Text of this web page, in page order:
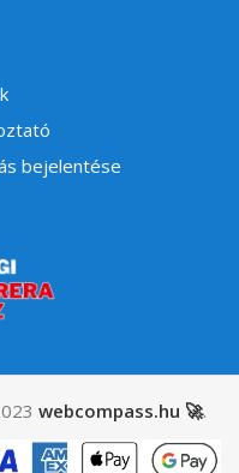
bejelentése
webcompass.hu 🚀.